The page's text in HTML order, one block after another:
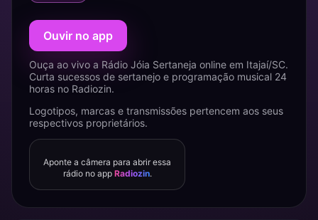
Ouvir no app
Ouça ao vivo a Rádio Jóia Sertaneja online em Itajaí/SC.
Curta sucessos de sertanejo e programação musical 24
horas no Radiozin.
Logotipos, marcas e transmissões pertencem aos seus
respectivos proprietários.
Aponte a câmera para abrir essa
rádio no app Radiozin.